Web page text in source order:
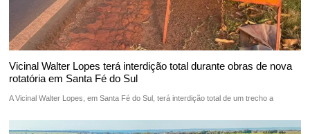
Vicinal Walter Lopes terá interdição total durante obras de nova
rotatória em Santa Fé do Sul
A Vicinal Walter Lopes, em Santa Fé do Sul, terá interdição total de um trecho a